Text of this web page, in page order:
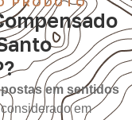
em sentidos
em